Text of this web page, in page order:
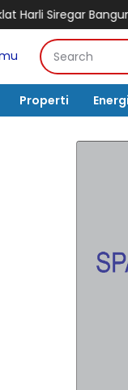
Kolaborasi
Properti Energi